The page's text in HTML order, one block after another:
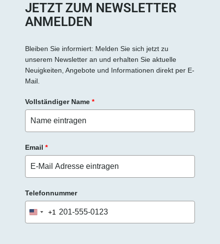
JETZT ZUM NEWSLETTER
ANMELDEN
Bleiben Sie informiert: Melden Sie sich jetzt zu
unserem Newsletter an und erhalten Sie aktuelle
Neuigkeiten, Angebote und Informationen direkt per E-
Mail.
Vollständiger Name *
Email *
Telefonnummer
United
States
+1